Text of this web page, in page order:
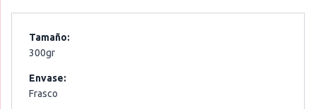
Tamaño:
300gr
Envase:
Frasco